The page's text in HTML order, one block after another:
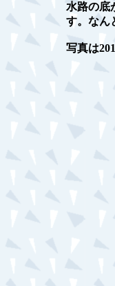
水路の底
す。なん
写真は